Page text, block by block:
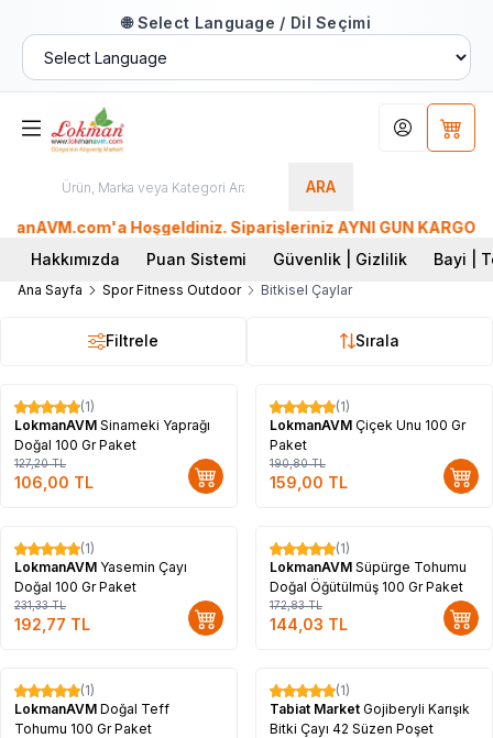
🌐 Select Language / Dil Seçimi
ARA
Hesabım
Hoşgeldiniz. Siparişleriniz AYNI GÜN
Hakkımızda
Puan Sistemi Güvenlik | Gizlilik Bayi |
Ana Sayfa Spor Fitness Outdoor Bitkisel Çaylar
Filtrele Sırala
%17
(1)
LokmanAVM Sinameki Yaprağı
Doğal 100 Gr Paket
127,20TL
106,00 TL
%17
(1)
LokmanAVM Çiçek Unu 100 Gr
Paket
190,80TL
159,00 TL
%17
(1)
LokmanAVM Yasemin Çayı
Doğal 100 Gr Paket
231,33TL
192,77 TL
%17
(1)
LokmanAVM Süpürge Tohumu
Doğal Öğütülmüş 100 Gr Paket
172,83TL
144,03 TL
%17
(1)
LokmanAVM Doğal Teff
Tohumu 100 Gr Paket
%17
(1)
Tabiat Market Gojiberyli Karışık
Bitki Çayı 42 Süzen Poşet